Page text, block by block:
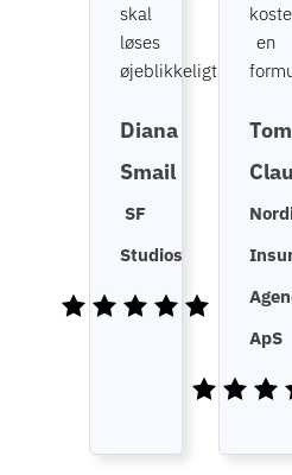
skal
løses
øjeblikkeligt.
Diana
Smail
SF
Studios
koste
en
Tom
ApS